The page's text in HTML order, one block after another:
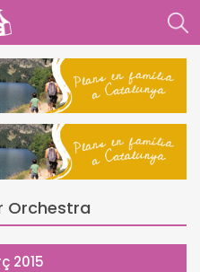
Orchestra
2015